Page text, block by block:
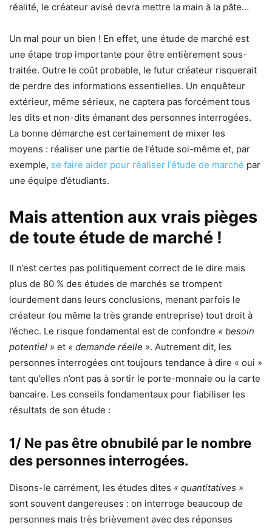
réalité, le créateur avisé devra mettre la main à la pâte…
Un mal pour un bien ! En effet, une étude de marché est
une étape trop importante pour être entièrement sous-
traitée. Outre le coût probable, le futur créateur risquerait
de perdre des informations essentielles. Un enquêteur
extérieur, même sérieux, ne captera pas forcément tous
les dits et non-dits émanant des personnes interrogées.
La bonne démarche est certainement de mixer les
moyens : réaliser une partie de l’étude soi-même et, par
exemple, se faire aider pour réaliser l’étude de marché par
une équipe d’étudiants.
Mais attention aux vrais pièges
de toute étude de marché !
Il n’est certes pas politiquement correct de le dire mais
plus de 80 % des études de marchés se trompent
lourdement dans leurs conclusions, menant parfois le
créateur (ou même la très grande entreprise) tout droit à
l’échec. Le risque fondamental est de confondre « besoin
potentiel » et « demande réelle ». Autrement dit, les
personnes interrogées ont toujours tendance à dire « oui »
tant qu’elles n’ont pas à sortir le porte-monnaie ou la carte
bancaire. Les conseils fondamentaux pour fiabiliser les
résultats de son étude :
1/ Ne pas être obnubilé par le nombre
des personnes interrogées.
Disons-le carrément, les études dites « quantitatives »
sont souvent dangereuses : on interroge beaucoup de
personnes mais très brièvement avec des réponses